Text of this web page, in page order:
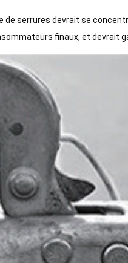
de serrures devrait se
finaux, et devrait